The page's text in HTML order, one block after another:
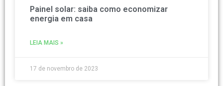
Painel solar: saiba como economizar
energia em casa
LEIA MAIS »
17 de novembro de 2023